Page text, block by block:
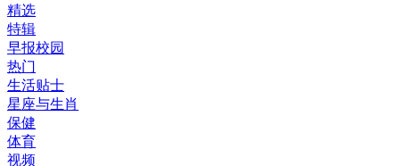
精选
特辑
早报校园
热门
生活贴士
星座与生肖
保健
体育
视频